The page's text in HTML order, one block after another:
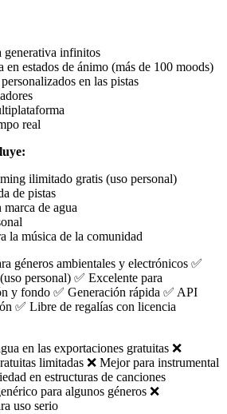
generativa infinitos
en estados de ánimo (más de 100 moods)
en las pistas
real
ilimitado gratis (uso personal)
de pistas
de agua
la música de la comunidad
géneros ambientales y electrónicos ✅
personal) ✅ Excelente para
y fondo ✅ Generación rápida ✅ API
✅ Libre de regalías con licencia
en las exportaciones gratuitas ❌
limitadas ❌ Mejor para instrumental
en estructuras de canciones
para algunos géneros ❌
uso serio